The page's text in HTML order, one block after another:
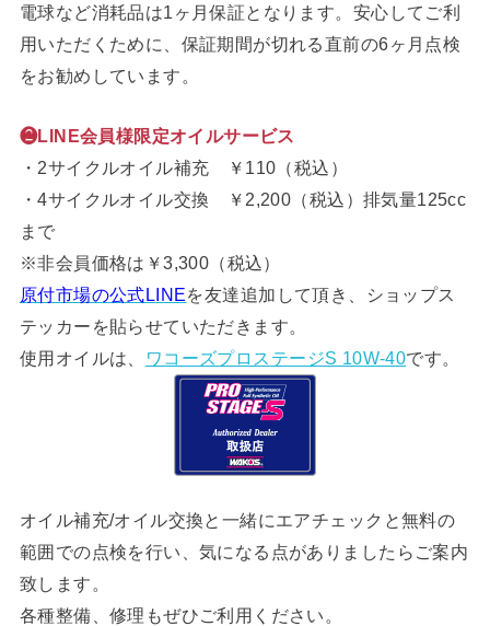
電球など消耗品は1ヶ月保証となります。安心してご利
用いただくために、保証期間が切れる直前の6ヶ月点検
をお勧めしています。
❷LINE会員様限定オイルサービス
・2サイクルオイル補充 ￥110（税込）
・4サイクルオイル交換 ￥2,200（税込）排気量125cc
まで
※非会員価格は￥3,300（税込）
原付市場の公式LINEを友達追加して頂き、ショップス
テッカーを貼らせていただきます。
使用オイルは、
ワコーズプロステージS 10W-40です。
オイル補充/オイル交換と一緒にエアチェックと無料の
範囲での点検を行い、気になる点がありましたらご案内
致します。
各種整備、修理もぜひご利用ください。